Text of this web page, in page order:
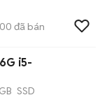
đã bán
i5-
SSD